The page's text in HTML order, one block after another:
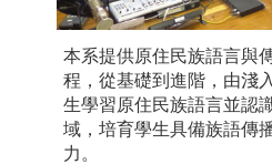
本系提供原住民族語言與
程，從基礎到進階，由淺
生學習原住民族語言並認
域，培育學生具備族語傳
力。